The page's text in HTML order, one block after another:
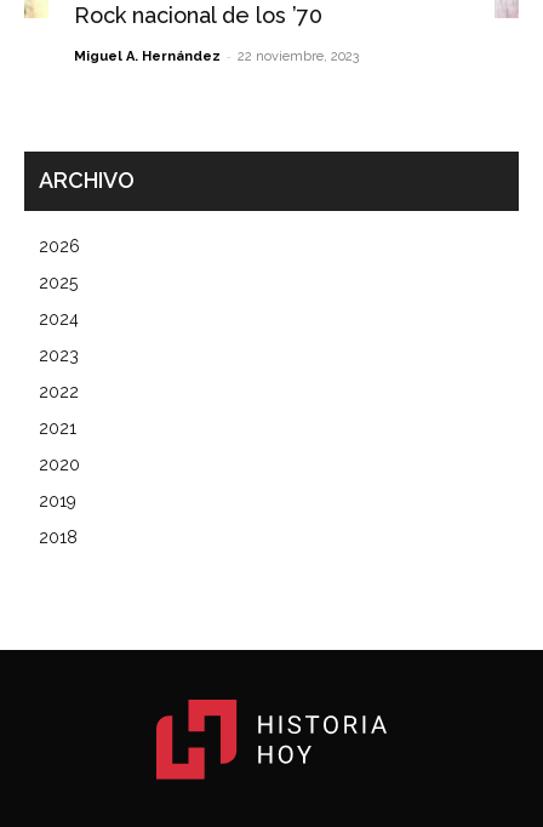
Rock nacional de los ’70
Miguel A. Hernández - 22 noviembre, 2023
ARCHIVO
2026
2025
2024
2023
2022
2021
2020
2019
2018